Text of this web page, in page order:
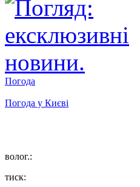
Погода
Погода у Києві
волог.:
тиск: